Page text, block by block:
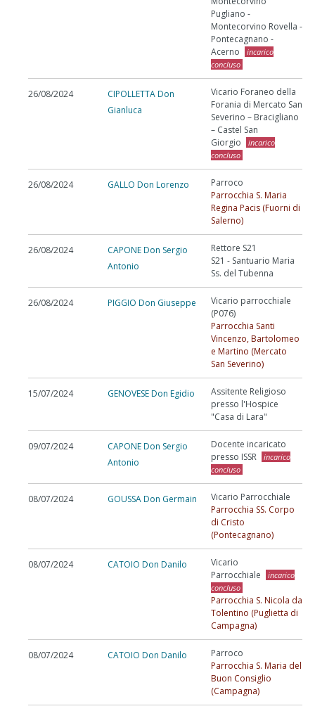
Pugliano -
Montecorvino Rovella -
Pontecagnano -
Acerno
incarico
concluso
26/08/2024
CIPOLLETTA Don
Gianluca
Vicario Foraneo della
Forania di Mercato San
Severino – Bracigliano
– Castel San
Giorgio
incarico
concluso
26/08/2024 GALLO Don Lorenzo
Parroco
Parrocchia S. Maria
Regina Pacis (Fuorni di
Salerno)
26/08/2024
CAPONE Don Sergio
Antonio
Rettore S21
S21 - Santuario Maria
Ss. del Tubenna
26/08/2024 PIGGIO Don Giuseppe
Vicario parrocchiale
(P076)
Parrocchia Santi
Vincenzo, Bartolomeo
e Martino (Mercato
San Severino)
15/07/2024 GENOVESE Don Egidio
Assitente Religioso
presso l'Hospice
"Casa di Lara"
09/07/2024
CAPONE Don Sergio
Antonio
Docente incaricato
presso ISSR
incarico
concluso
08/07/2024 GOUSSA Don Germain
Vicario Parrocchiale
Parrocchia SS. Corpo
di Cristo
(Pontecagnano)
08/07/2024 CATOIO Don Danilo
Vicario
Parrocchiale
incarico
concluso
Parrocchia S. Nicola da
Tolentino (Puglietta di
Campagna)
08/07/2024 CATOIO Don Danilo
Parroco
Parrocchia S. Maria del
Buon Consiglio
(Campagna)